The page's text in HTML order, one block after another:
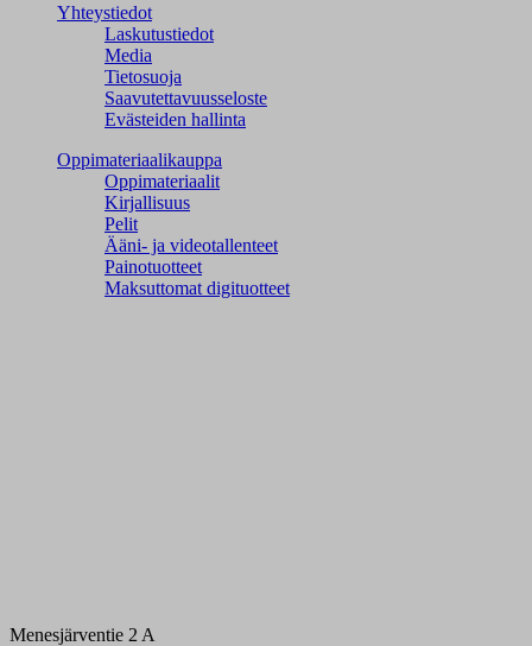
Yhteystiedot
Laskutustiedot
Media
Tietosuoja
Saavutettavuusseloste
Evästeiden hallinta
Oppimateriaalikauppa
Oppimateriaalit
Kirjallisuus
Pelit
Ääni- ja videotallenteet
Painotuotteet
Maksuttomat digituotteet
Menesjärventie 2 A